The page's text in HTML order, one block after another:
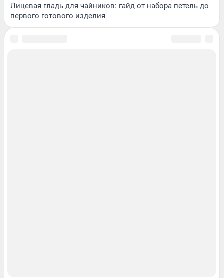
Лицевая гладь для чайников: гайд от набора петель до
первого готового изделия